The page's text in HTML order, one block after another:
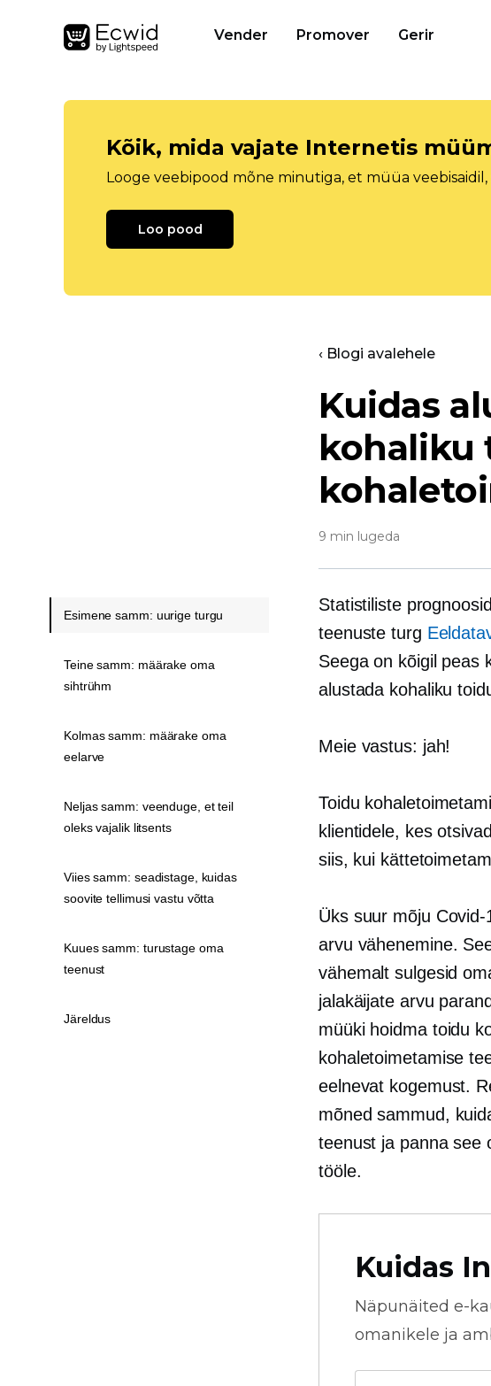
Vender Promover Gerir
Kõik, mida vajate Internetis
Looge veebipood mõne minutiga, et müüa
Loo pood
‹ Blogi avalehele
Kuidas
kohaliku
9 min lugeda
Statistiliste
teenuste turg
Seega on kõigil peas
alustada kohaliku
Meie vastus: jah!
Toidu
klientidele, kes
siis, kui
Üks suur mõju Covid-
arvu vähenemine.
vähemalt sulgesid
jalakäijate arvu
müüki hoidma toidu
kohaletoimetamise
eelnevat kogemust.
mõned sammud,
teenust ja panna see
tööle.
Kuidas
Näpunäited e-
omanikele ja
Esimene samm: uurige turgu
Teine samm: määrake oma
sihtrühm
Kolmas samm: määrake oma
eelarve
Neljas samm: veenduge, et teil
oleks vajalik litsents
Viies samm: seadistage, kuidas
soovite tellimusi vastu võtta
Kuues samm: turustage oma
teenust
Järeldus